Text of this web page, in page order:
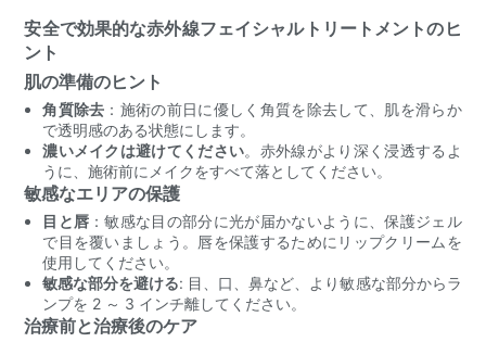
安全で効果的な赤外線フェイシャルトリートメントのヒ
ント
肌の準備のヒント
角質除去 ：施術の前日に優しく角質を除去して、肌を滑らか
で透明感のある状態にします。
濃いメイクは避けてください。赤外線がより深く浸透するよ
うに、施術前にメイクをすべて落としてください。
敏感なエリアの保護
目と唇 ：敏感な目の部分に光が届かないように、保護ジェル
で目を覆いましょう。唇を保護するためにリップクリームを
使用してください。
敏感な部分を避ける: 目、口、鼻など、より敏感な部分からラ
ンプを 2 ～ 3 インチ離してください。
治療前と治療後のケア